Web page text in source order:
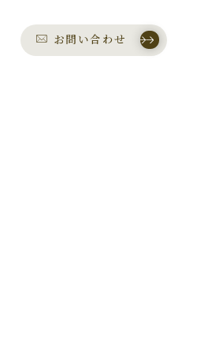
お問い合わせ